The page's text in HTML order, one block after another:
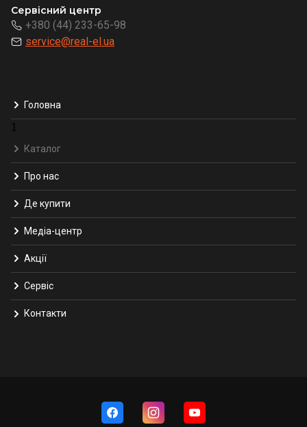
Сервісний центр
+380 (44) 233-65-98
service@real-el.ua
Головна
1
Каталог
Про нас
Де купити
Медіа-центр
Акції
Сервіс
Контакти